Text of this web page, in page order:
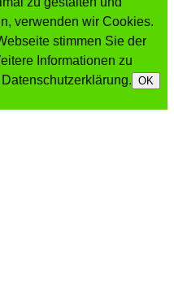
verwenden wir Cookies.
stimmen Sie der
Informationen zu
OK